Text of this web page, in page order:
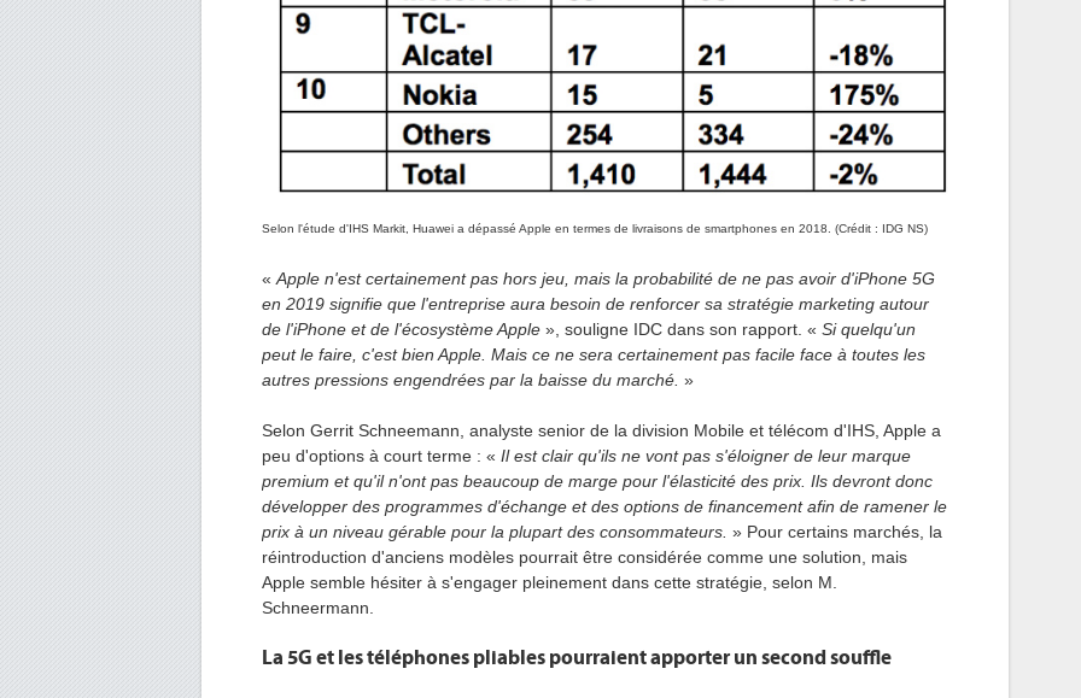
Selon l'étude d'IHS Markit, Huawei a dépassé Apple en termes de livraisons de smartphones en 2018. (Crédit : IDG NS)
« Apple n'est certainement pas hors jeu, mais la probabilité de ne pas avoir d'iPhone 5G
en 2019 signifie que l'entreprise aura besoin de renforcer sa stratégie marketing autour
de l'iPhone et de l'écosystème Apple », souligne IDC dans son rapport. « Si quelqu'un
peut le faire, c'est bien Apple. Mais ce ne sera certainement pas facile face à toutes les
autres pressions engendrées par la baisse du marché. »
Selon Gerrit Schneemann, analyste senior de la division Mobile et télécom d'IHS, Apple a
peu d'options à court terme : « Il est clair qu'ils ne vont pas s'éloigner de leur marque
premium et qu'il n'ont pas beaucoup de marge pour l'élasticité des prix. Ils devront donc
développer des programmes d'échange et des options de financement afin de ramener le
prix à un niveau gérable pour la plupart des consommateurs. » Pour certains marchés, la
réintroduction d'anciens modèles pourrait être considérée comme une solution, mais
Apple semble hésiter à s'engager pleinement dans cette stratégie, selon M.
Schneermann.
La 5G et les téléphones pliables pourraient apporter un second souffle